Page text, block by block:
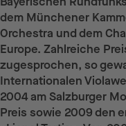
dem Münchener
Orchestra und dem
Europe. Zahlreiche
zugesprochen, so
Internationalen
2004 am Salzburger
Preis sowie 2009 den